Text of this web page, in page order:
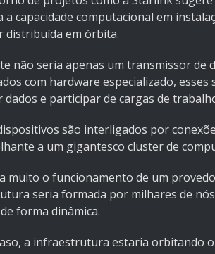
a capacidade computacional em
em órbita.
não seria apenas um transmissor de
com hardware especializado,
dados e participar de cargas de
são interligados por
a um gigantesco cluster de
muito o funcionamento de um
seria formada por milhares de
forma dinâmica.
a infraestrutura estaria orbitando